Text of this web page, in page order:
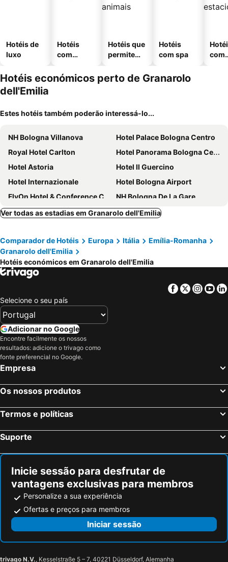
Hotéis de
luxo
Hotéis
com
Hotéis que
permitem
Hotéis
com spa
com
Hotéis económicos perto de Granarolo
dell'Emilia
Estes hotéis também poderão interessá-lo...
NH Bologna Villanova
Hotel Palace Bologna Centro
Royal Hotel Carlton
Hotel Panorama Bologna Centro
Hotel Astoria
Hotel Il Guercino
Hotel Internazionale
Hotel Bologna Airport
FlyOn Hotel & Conference Center
NH Bologna De La Gare
Grand Hotel Elite
The Social Hub Bologna
Hotel San Donato - Bologna centro
Hotel Cosmopolitan Bologna
The Sydney Hotel
Hotel Liberty 1904
UNA Hotels Bologna Centro
Savhotel Fiera Bologna
Phi Hotel Bologna
Il Canale Hotel
Starhotels Excelsior
Best Western City Hotel
SAVHOTEL AEMILIA BOLOGNA
Hotel Marco Polo SELF CHEK-IN
Hotel Metropolitan
Hotel Donatello
Hotel Atlantic
Living Place Hotel
Hotel Accademia
Hotel Holiday
iH Hotels Bologna Gate 7
Hotel King Rose
Agriturismo N'Uova Campagna
Hilton Garden Inn Bologna North
Santa Maria Maddalena
Ver todas as estadias em Granarolo dell'Emilia
Comparador de Hotéis Europa Itália
Emília-Romanha
Granarolo dell'Emilia
Hotéis económicos em Granarolo dell'Emilia
Facebook
Twitter
Selecione o seu país
Adicionar no Google
Encontre facilmente os nossos
resultados: adicione o trivago como
fonte preferencial no Google.
Empresa
Os nossos produtos
Termos e políticas
Suporte
Inicie sessão para desfrutar de
vantagens exclusivas para membros
Personalize a sua experiência
Ofertas e preços para membros
Iniciar sessão
trivago N.V., Kesselstraße 5 – 7, 40221 Düsseldorf, Alemanha